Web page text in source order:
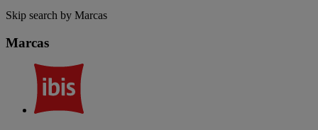
Skip search by Marcas
Marcas